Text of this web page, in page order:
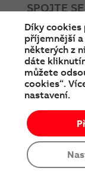
SPOJTE
© Copyright
Díky cookies
příjemnější a
některých z
dáte
můžete
cookies“.
nastavení.